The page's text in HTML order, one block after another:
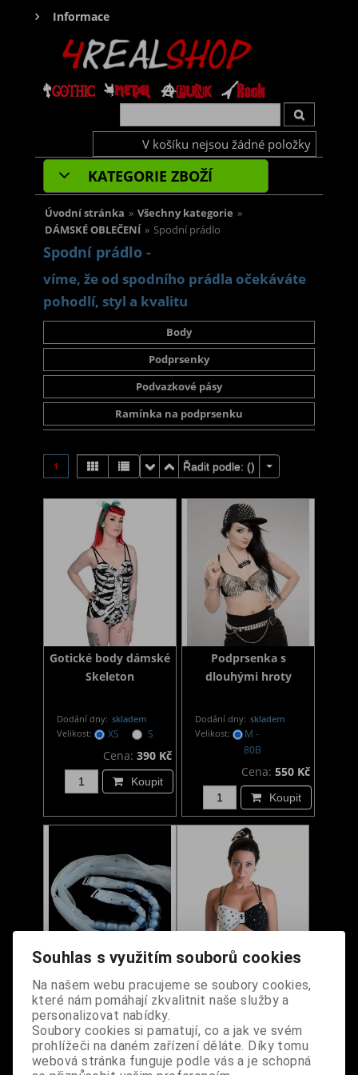
Informace
V košíku nejsou žádné položky
KATEGORIE ZBOŽÍ
Úvodní stránka » Všechny kategorie »
DÁMSKÉ OBLEČENÍ » Spodní prádlo
Spodní prádlo -
víme, že od spodního prádla očekáváte
pohodlí, styl a kvalitu
Body
Podprsenky
Podvazkové pásy
Ramínka na podprsenku
1 Řadit podle: ()
Gotické body dámské
Skeleton
Dodání dny: skladem
Velikost:
XS S
Cena: 390 Kč
Koupit
Podprsenka s
dlouhými hroty
Dodání dny: skladem
Velikost:
M -
80B
Cena: 550 Kč
Koupit
Ramínka na
podprsenku modré s
korálky
Dodání dny: skladem
Cena:90 Kč
Podprsenkový top
černo-bílý s hroty
Dodání dny:
skladem
Velikost:
S
M
Souhlas s využitím souborů cookies
Na našem webu pracujeme se soubory cookies,
které nám pomáhají zkvalitnit naše služby a
personalizovat nabídky.
Soubory cookies si pamatují, co a jak ve svém
prohlížeči na daném zařízení děláte. Díky tomu
webová stránka funguje podle vás a je schopná